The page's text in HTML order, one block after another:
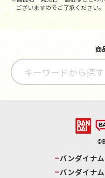
ございますのでご了承ください。
商
バンダイナ
バンダイナ